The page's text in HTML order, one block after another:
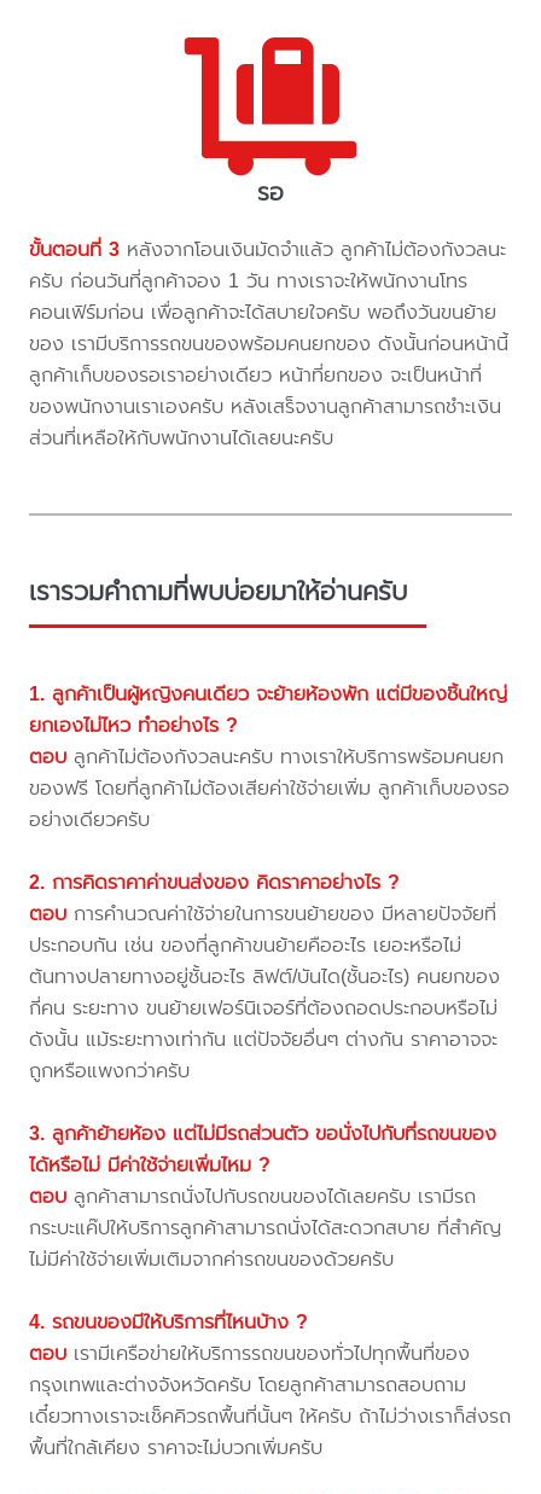
รอ
ขั้นตอนที่ 3 หลังจากโอนเงินมัดจำแล้ว ลูกค้าไม่ต้องกังวลนะ
ครับ ก่อนวันที่ลูกค้าจอง 1 วัน ทางเราจะให้พนักงานโทร
คอนเฟิร์มก่อน เพื่อลูกค้าจะได้สบายใจครับ พอถึงวันขนย้าย
ของ เรามีบริการรถขนของพร้อมคนยกของ ดังนั้นก่อนหน้านี้
ลูกค้าเก็บของรอเราอย่างเดียว หน้าที่ยกของ จะเป็นหน้าที่
ของพนักงานเราเองครับ หลังเสร็จงานลูกค้าสามารถชำะเงิน
ส่วนที่เหลือให้กับพนักงานได้เลยนะครับ
เรารวมคำถามที่พบบ่อยมาให้อ่านครับ
1. ลูกค้าเป็นผู้หญิงคนเดียว จะย้ายห้องพัก แต่มีของชิ้นใหญ่
ยกเองไม่ไหว ทำอย่างไร ?
ตอบ ลูกค้าไม่ต้องกังวลนะครับ ทางเราให้บริการพร้อมคนยก
ของฟรี โดยที่ลูกค้าไม่ต้องเสียค่าใช้จ่ายเพิ่ม ลูกค้าเก็บของรอ
อย่างเดียวครับ
2. การคิดราคาค่าขนส่งของ คิดราคาอย่างไร ?
ตอบ การคำนวณค่าใช้จ่ายในการขนย้ายของ มีหลายปัจจัยที่
ประกอบกัน เช่น ของที่ลูกค้าขนย้ายคืออะไร เยอะหรือไม่
ต้นทางปลายทางอยู่ชั้นอะไร ลิฟต์/บันได(ชั้นอะไร) คนยกของ
กี่คน ระยะทาง ขนย้ายเฟอร์นิเจอร์ที่ต้องถอดประกอบหรือไม่
ดังนั้น แม้ระยะทางเท่ากัน แต่ปัจจัยอื่นๆ ต่างกัน ราคาอาจจะ
ถูกหรือแพงกว่าครับ
3. ลูกค้าย้ายห้อง แต่ไม่มีรถส่วนตัว ขอนั่งไปกับที่รถขนของ
ได้หรือไม่ มีค่าใช้จ่ายเพิ่มไหม ?
ตอบ ลูกค้าสามารถนั่งไปกับรถขนของได้เลยครับ เรามีรถ
กระบะแค๊ปให้บริการลูกค้าสามารถนั่งได้สะดวกสบาย ที่สำคัญ
ไม่มีค่าใช้จ่ายเพิ่มเติมจากค่ารถขนของด้วยครับ
4. รถขนของมีให้บริการที่ไหนบ้าง ?
ตอบ เรามีเครือข่ายให้บริการรถขนของทั่วไปทุกพื้นที่ของ
กรุงเทพและต่างจังหวัดครับ โดยลูกค้าสามารถสอบถาม
เดี๋ยวทางเราจะเช็คคิวรถพื้นที่นั้นๆ ให้ครับ ถ้าไม่ว่างเราก็ส่งรถ
พื้นที่ใกล้เคียง ราคาจะไม่บวกเพิ่มครับ